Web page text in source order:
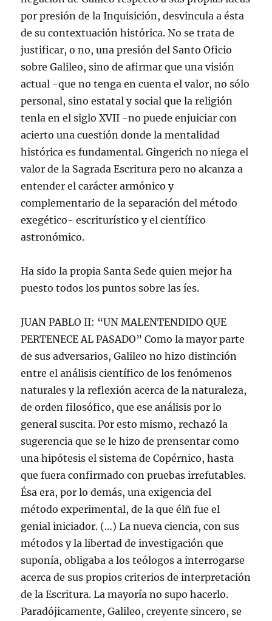
por presión de la Inquisición, desvincula a ésta
de su contextuación histórica. No se trata de
justificar, o no, una presión del Santo Oficio
sobre Galileo, sino de afirmar que una visión
actual -que no tenga en cuenta el valor, no sólo
personal, sino estatal y social que la religión
tenla en el siglo XVII -no puede enjuiciar con
acierto una cuestión donde la mentalidad
histórica es fundamental. Gingerich no niega el
valor de la Sagrada Escritura pero no alcanza a
entender el carácter armónico y
complementario de la separación del método
exegético- escriturístico y el científico
astronómico.
Ha sido la propia Santa Sede quien mejor ha
puesto todos los puntos sobre las íes.
JUAN PABLO II: “UN MALENTENDIDO QUE
PERTENECE AL PASADO” Como la mayor parte
de sus adversarios, Galileo no hizo distinción
entre el análisis científico de los fenómenos
naturales y la reflexión acerca de la naturaleza,
de orden filosófico, que ese análisis por lo
general suscita. Por esto mismo, rechazó la
sugerencia que se le hizo de prensentar como
una hipótesis el sistema de Copérnico, hasta
que fuera confirmado con pruebas irrefutables.
Ésa era, por lo demás, una exigencia del
método experimental, de la que élñ fue el
genial iniciador. (…) La nueva ciencia, con sus
métodos y la libertad de investigación que
suponía, obligaba a los teólogos a interrogarse
acerca de sus propios criterios de interpretación
de la Escritura. La mayoría no supo hacerlo.
Paradójicamente, Galileo, creyente sincero, se